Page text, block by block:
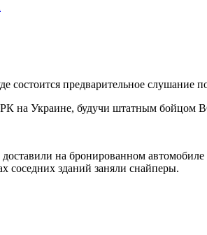
состоится предварительное слушание
на Украине, будучи штатным бойцом
на бронированном
зданий заняли снайперы.